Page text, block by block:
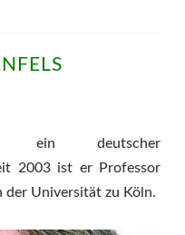
ein deutscher
2003 ist er Professor
Universität zu Köln.